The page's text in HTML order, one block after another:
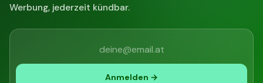
Werbung, jederzeit kündbar.
Anmelden →